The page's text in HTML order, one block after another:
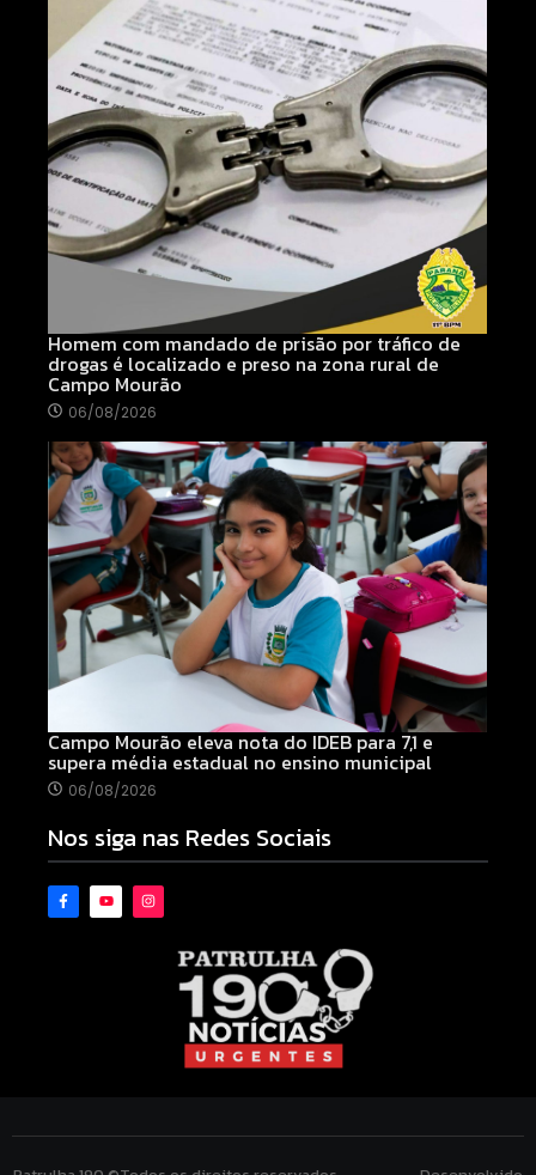
Homem com mandado de prisão por tráfico de
drogas é localizado e preso na zona rural de
Campo Mourão
06/08/2026
Campo Mourão eleva nota do IDEB para 7,1 e
supera média estadual no ensino municipal
06/08/2026
Nos siga nas Redes Sociais